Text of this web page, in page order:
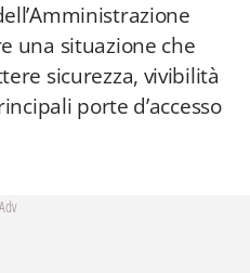
una situazione che
sicurezza, vivibilità
porte d’accesso
Adv